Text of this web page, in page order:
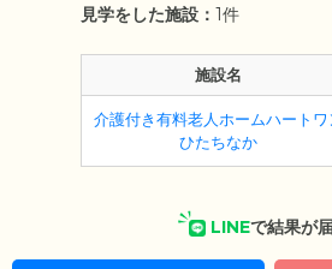
見学をした施設： 1件
施設名
介護付き有料老人ホームハートワ
ひたちなか
LINEで結果が